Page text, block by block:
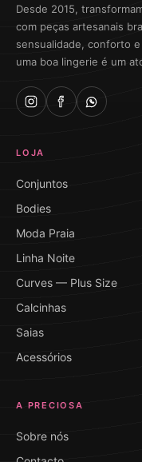
Desde 2015,
com peças artesanais
sensualidade, conforto
uma boa lingerie é um
LOJA
Conjuntos
Bodies
Moda Praia
Linha Noite
Curves — Plus Size
Calcinhas
Saias
Acessórios
A PRECIOSA
Sobre nós